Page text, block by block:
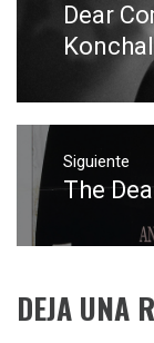
entradas
Entrada
anterior:
Dear
Siguiente
Entrada
The
DEJA UNA